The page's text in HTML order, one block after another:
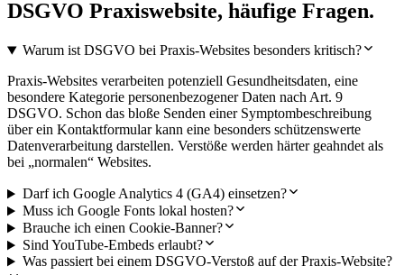
DSGVO Praxiswebsite, häufige Fragen.
Warum ist DSGVO bei Praxis-Websites besonders kritisch?
Praxis-Websites verarbeiten potenziell Gesundheitsdaten, eine
besondere Kategorie personenbezogener Daten nach Art. 9
DSGVO. Schon das bloße Senden einer Symptombeschreibung
über ein Kontaktformular kann eine besonders schützenswerte
Datenverarbeitung darstellen. Verstöße werden härter geahndet als
bei „normalen“ Websites.
Darf ich Google Analytics 4 (GA4) einsetzen?
Muss ich Google Fonts lokal hosten?
Brauche ich einen Cookie-Banner?
Sind YouTube-Embeds erlaubt?
Was passiert bei einem DSGVO-Verstoß auf der Praxis-Website?